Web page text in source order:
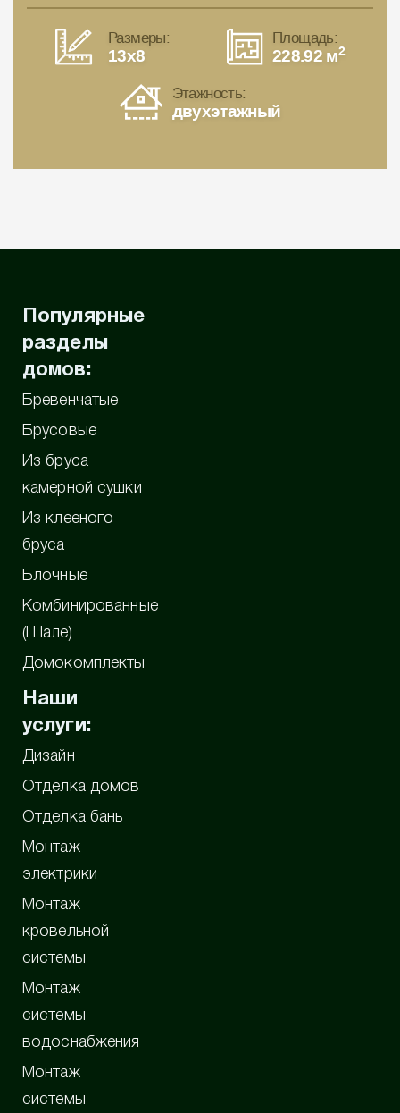
Размеры:
13x8
Площадь:
228.92 м2
Этажность:
двухэтажный
Популярные
разделы
домов:
Бревенчатые
Брусовые
Из бруса
камерной сушки
Из клееного
бруса
Блочные
Комбинированные
(Шале)
Домокомплекты
Наши
услуги:
Дизайн
Отделка домов
Отделка бань
Монтаж
электрики
Монтаж
кровельной
системы
Монтаж
системы
водоснабжения
Монтаж
системы